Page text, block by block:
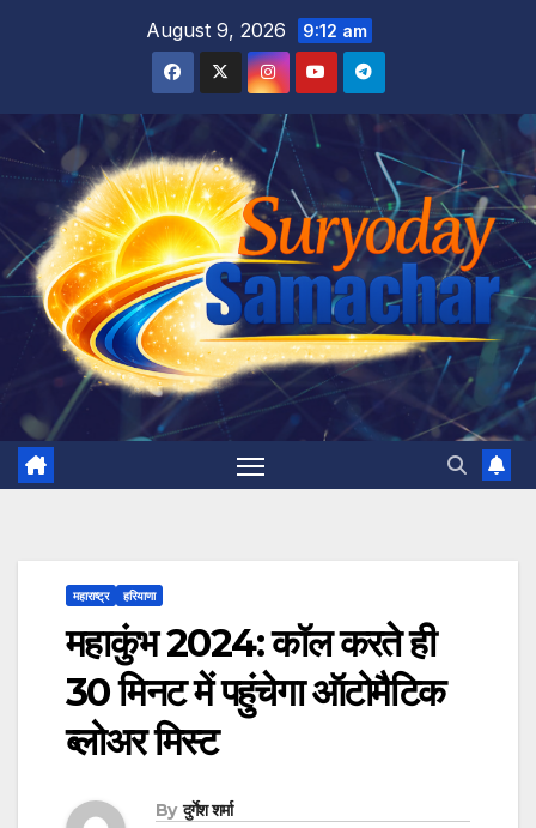
August 9, 2026 9:12 am
महाराष्ट्र हरियाणा
महाकुंभ 2024: कॉल करते ही
30 मिनट में पहुंचेगा ऑटोमैटिक
ब्लोअर मिस्ट
By दुर्गेश शर्मा